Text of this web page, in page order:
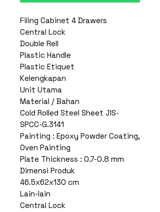
Filing Cabinet 4 Drawers
Central Lock
Double Rell
Plastic Handle
Plastic Etiquet
Kelengkapan
Unit Utama
Material / Bahan
Cold Rolled Steel Sheet JIS-
SPCC-G.3141
Painting : Epoxy Powder Coating,
Oven Painting
Plate Thickness : 0.7-0.8 mm
Dimensi Produk
46.5x62x130 cm
Lain-lain
Central Lock